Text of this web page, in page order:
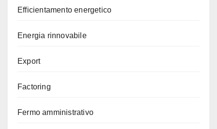
Efficientamento energetico
Energia rinnovabile
Export
Factoring
Fermo amministrativo